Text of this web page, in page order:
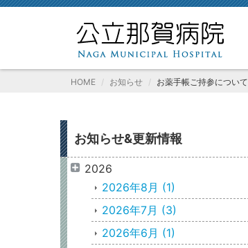
HOME お知らせ お薬手帳ご持参について
お知らせ&更新情報
2026
2026年8月 (1)
2026年7月 (3)
2026年6月 (1)